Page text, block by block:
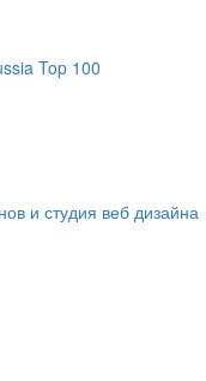
Top 100
и студия веб дизайна